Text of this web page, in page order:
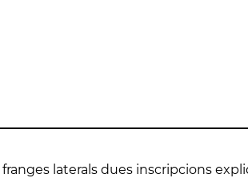
la construcció de les fonts anteriors i